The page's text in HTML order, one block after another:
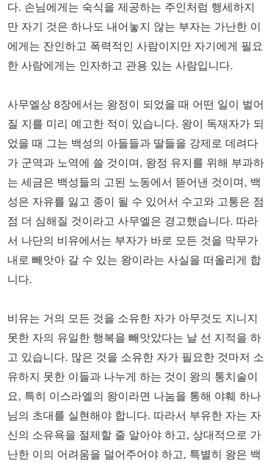
다. 손님에게는 숙식을 제공하는 주인처럼 행세하지
만 자기 것은 하나도 내어놓지 않는 부자는 가난한 이
에게는 잔인하고 폭력적인 사람이지만 자기에게 필요
한 사람에게는 인자하고 관용 있는 사람입니다.
사무엘상 8장에서는 왕정이 되었을 때 어떤 일이 벌어
질 지를 미리 예고한 적이 있습니다. 왕이 독재자가 되
었을 때 그는 백성의 아들들과 딸들을 강제로 데려다
가 군역과 노역에 쓸 것이며, 왕정 유지를 위해 부과하
는 세금은 백성들의 고된 노동에서 뜯어낸 것이며, 백
성은 자유를 잃고 종이 될 수 있어서 수고와 고통은 점
점 더 심해질 것이라고 사무엘은 경고했습니다. 따라
서 나단의 비유에서는 부자가 바로 모든 것을 막무가
내로 빼앗아 갈 수 있는 왕이라는 사실을 떠올리게 합
니다.
비유는 거의 모든 것을 소유한 자가 아무것도 지니지
못한 자의 유일한 행복을 빼앗았다는 날 선 지적을 하
고 있습니다. 많은 것을 소유한 자가 필요한 것마저 소
유하지 못한 이들과 나누게 하는 것이 왕의 통치술이
요, 특히 이스라엘의 왕이라면 나눔을 통해 야훼 하나
님의 초대를 실현해야 합니다. 따라서 부유한 자는 자
신의 소유욕을 절제할 줄 알아야 하고, 상대적으로 가
난한 이의 어려움을 덜어주어야 하고, 특별히 왕은 백